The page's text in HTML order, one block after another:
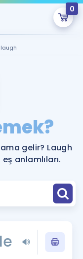
0
onlarca eğitim seni
laugh
gelir? Laugh
anlamlıları.